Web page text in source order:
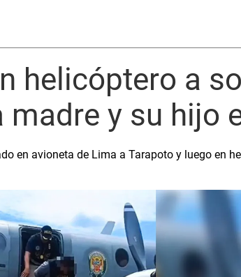
helicóptero a
madre y su hijo
en avioneta de Lima a Tarapoto y luego en